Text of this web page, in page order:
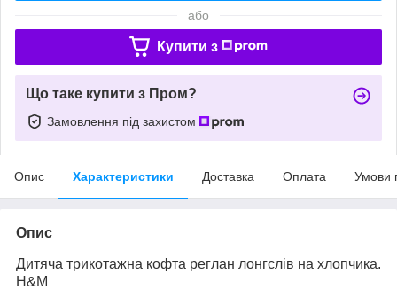
або
Купити з
Що таке купити з Пром?
Замовлення під захистом
Опис Характеристики Доставка Оплата Умови
Опис
Дитяча трикотажна кофта реглан лонгслів на хлопчика.
H&M